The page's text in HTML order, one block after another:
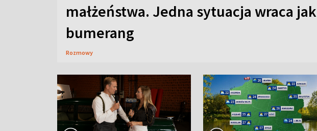
małżeństwa. Jedna sytuacja wraca jak
bumerang
Rozmowy